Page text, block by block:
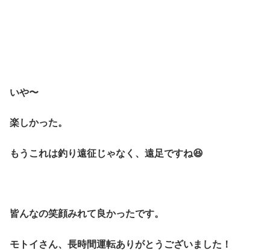
いや〜
楽しかった。
もうこれは釣り遠征じゃなく、遠足ですね😆
皆んなの笑顔みれて良かったです。
モトイさん、長時間運転ありがとうございました！